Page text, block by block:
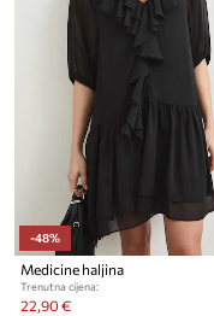
-48%
Medicine haljina
Trenutna cijena:
22,90 €